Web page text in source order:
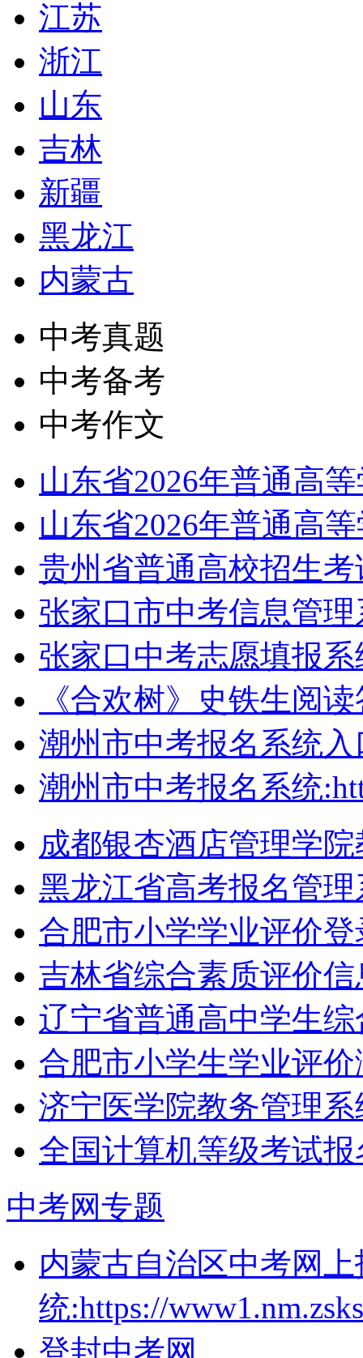
江苏
浙江
山东
吉林
新疆
黑龙江
内蒙古
中考真题
中考备考
中考作文
山东省2026年普通高
山东省2026年普通高
贵州省普通高校招生
张家口市中考信息管
张家口中考志愿填报
《合欢树》史铁生阅
潮州市中考报名系统入
潮州市中考报名系统
成都银杏酒店管理学
黑龙江省高考报名管
合肥市小学学业评价
吉林省综合素质评价
辽宁省普通高中学生
合肥市小学生学业评
济宁医学院教务管理系
全国计算机等级考试报
中考网专题
内蒙古自治区中考网
统:https://
登封中考网